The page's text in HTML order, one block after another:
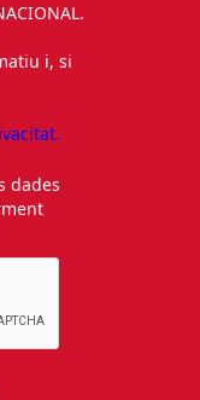
i, si
dades